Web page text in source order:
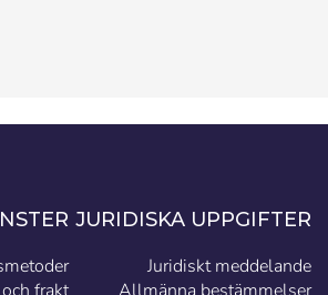
JURIDISKA UPPGIFTER
Juridiskt meddelande